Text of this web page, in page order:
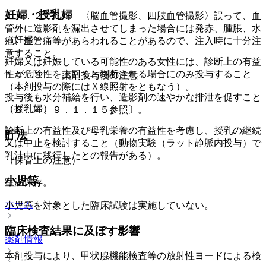
１４．２．６． 〈脳血管撮影、四肢血管撮影〉誤って、血
管外に造影剤を漏出させてしまった場合には発赤、腫脹、水
疱、血管痛等があらわれることがあるので、注入時に十分注
意すること。
１４．３． 薬剤投与後の注意
投与後も水分補給を行い、造影剤の速やかな排泄を促すこと
〔８．４、９．１．１５参照〕。
貯法
（保管上の注意）
室温保存。
ホーム
薬剤情報
妊婦・授乳婦
（妊婦）
妊婦又は妊娠している可能性のある女性には、診断上の有益
性が危険性を上回ると判断される場合にのみ投与すること
（本剤投与の際にはＸ線照射をともなう）。
（授乳婦）
診断上の有益性及び母乳栄養の有益性を考慮し、授乳の継続
又は中止を検討すること（動物実験（ラット静脈内投与）で
乳汁中に移行したとの報告がある）。
小児等
小児等を対象とした臨床試験は実施していない。
臨床検査結果に及ぼす影響
本剤投与により、甲状腺機能検査等の放射性ヨードによる検